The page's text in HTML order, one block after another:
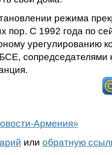
режима
пор. С 1992 года по
урегулированию
сопредседателями
Армения»
или обратную